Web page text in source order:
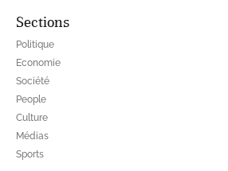
Sections
Politique
Economie
Société
People
Culture
Médias
Sports